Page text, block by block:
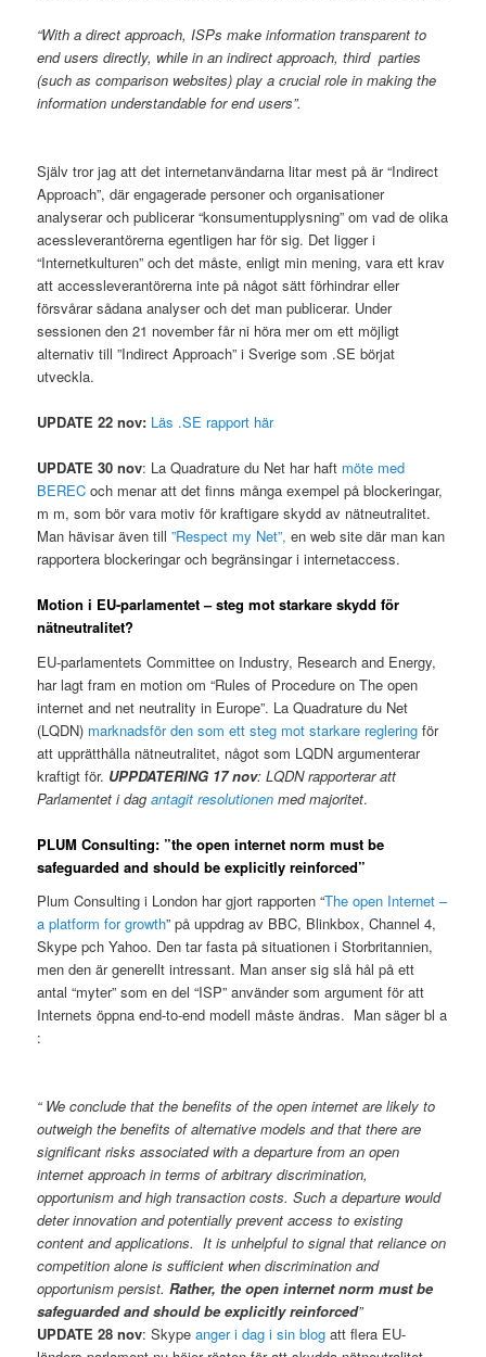
“With a direct approach, ISPs make information transparent to
end users directly, while in an indirect approach, third parties
(such as comparison websites) play a crucial role in making the
information understandable for end users”.
Själv tror jag att det internetanvändarna litar mest på är “Indirect
Approach”, där engagerade personer och organisationer
analyserar och publicerar “konsumentupplysning” om vad de olika
acessleverantörerna egentligen har för sig. Det ligger i
“Internetkulturen” och det måste, enligt min mening, vara ett krav
att accessleverantörerna inte på något sätt förhindrar eller
försvårar sådana analyser och det man publicerar. Under
sessionen den 21 november får ni höra mer om ett möjligt
alternativ till ”Indirect Approach” i Sverige som .SE börjat
utveckla.
UPDATE 22 nov: Läs .SE rapport här
UPDATE 30 nov: La Quadrature du Net har haft möte med
BEREC och menar att det finns många exempel på blockeringar,
m m, som bör vara motiv för kraftigare skydd av nätneutralitet.
Man hävisar även till”Respect my Net”, en web site där man kan
rapportera blockeringar och begränsingar i internetaccess.
Motion i EU-parlamentet – steg mot starkare skydd för
nätneutralitet?
EU-parlamentets Committee on Industry, Research and Energy,
har lagt fram en motion om “Rules of Procedure on The open
internet and net neutrality in Europe”. La Quadrature du Net
(LQDN) marknadsför den som ett steg mot starkare reglering för
att upprätthålla nätneutralitet, något som LQDN argumenterar
kraftigt för. UPPDATERING 17 nov: LQDN rapporterar att
Parlamentet i dagantagit resolutionen med majoritet.
PLUM Consulting: ”the open internet norm must be
safeguarded and should be explicitly reinforced”
Plum Consulting i London har gjort rapporten “The open Internet –
a platform for growth” på uppdrag av BBC, Blinkbox, Channel 4,
Skype pch Yahoo. Den tar fasta på situationen i Storbritannien,
men den är generellt intressant. Man anser sig slå hål på ett
antal “myter” som en del “ISP” använder som argument för att
Internets öppna end-to-end modell måste ändras. Man säger bl a
:
“ We conclude that the benefits of the open internet are likely to
outweigh the benefits of alternative models and that there are
significant risks associated with a departure from an open
internet approach in terms of arbitrary discrimination,
opportunism and high transaction costs. Such a departure would
deter innovation and potentially prevent access to existing
content and applications. It is unhelpful to signal that reliance on
competition alone is sufficient when discrimination and
opportunism persist.Rather, the open internet norm must be
safeguarded and should be explicitly reinforced”
UPDATE 28 nov: Skypeanger i dag i sin blogatt flera EU-